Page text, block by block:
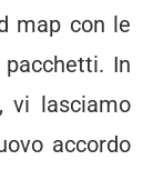
map con le
In
vi lasciamo
accordo